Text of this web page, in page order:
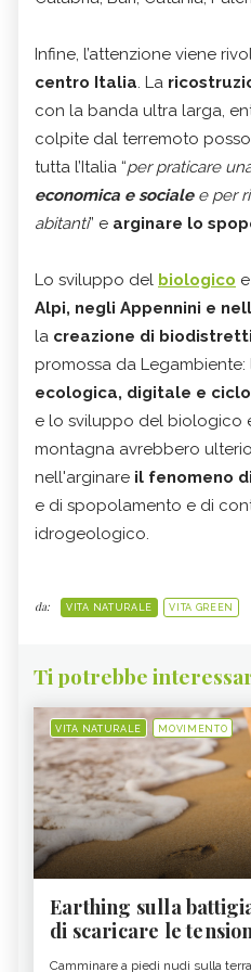
Infine, l’attenzione viene
centro Italia. La
con la banda ultra larga,
colpite dal terremoto
tutta l’Italia “per praticare
economica e socialee per
abitanti” e arginare lo
Lo sviluppo del biologico
Alpi, negli Appennini e
la creazione di biodistretti
promossa da Legambiente:
ecologica, digitale e
e lo sviluppo del biologico
montagna avrebbero
nell'arginare il fenomeno
e di spopolamento e di
idrogeologico.
da: VITA NATURALE VITA GREEN
Ti potrebbe
VITA NATURALE MOVIMENTO
Earthing sulla
di scaricare le
Camminare a piedi nudi sulla